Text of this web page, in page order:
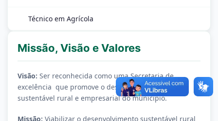
Técnico em Agrícola
Missão, Visão e Valores
Visão: Ser reconhecida como uma Secretaria de
excelência que promove o desenvolvimento
sustentável rural e empresarial do município.
Missão: Viabilizar o desenvolvimento sustentável rural